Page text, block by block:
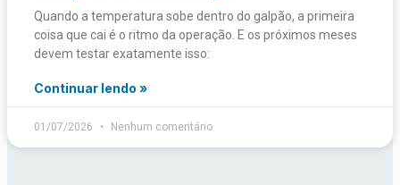
Quando a temperatura sobe dentro do galpão, a primeira
coisa que cai é o ritmo da operação. E os próximos meses
devem testar exatamente isso:
Continuar lendo »
01/07/2026 Nenhum comentário